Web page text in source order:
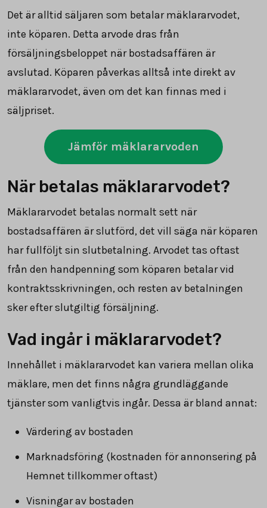
Det är alltid säljaren som betalar mäklararvodet,
inte köparen. Detta arvode dras från
försäljningsbeloppet när bostadsaffären är
avslutad. Köparen påverkas alltså inte direkt av
mäklararvodet, även om det kan finnas med i
säljpriset.
Jämför mäklararvoden
När betalas mäklararvodet?
Mäklararvodet betalas normalt sett när
bostadsaffären är slutförd, det vill säga när köparen
har fullföljt sin slutbetalning. Arvodet tas oftast
från den handpenning som köparen betalar vid
kontraktsskrivningen, och resten av betalningen
sker efter slutgiltig försäljning.
Vad ingår i mäklararvodet?
Innehållet i mäklararvodet kan variera mellan olika
mäklare, men det finns några grundläggande
tjänster som vanligtvis ingår. Dessa är bland annat:
Värdering av bostaden
Marknadsföring (kostnaden för annonsering på
Hemnet tillkommer oftast)
Visningar av bostaden